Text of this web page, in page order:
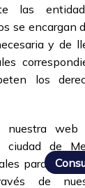
las
se encargan
y de
los
nuestra web
de
para la
de